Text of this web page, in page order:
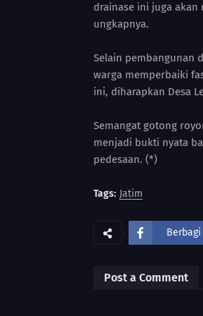
drainase ini juga
ungkapnya.
Selain pembangunan
warga memperbaiki
ini, diharapkan Desa
Semangat gotong
menjadi bukti nyata
pedesaan. (*)
Tags: Jatim
Berbagi
Post a Comment